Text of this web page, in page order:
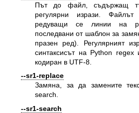
Път до файл, съдържащ
регулярни изрази.
редуващи се линии на
последвани от шаблон за
празен ред). Регулярният
синтаксисът на Python
кодиран в UTF-8.
--sr1-replace
Замяна, за да замените
search.
--sr1-search